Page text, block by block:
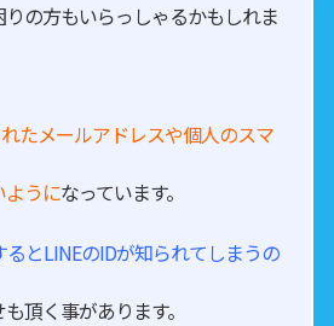
の方もいらっしゃるかもしれま
たメールアドレスや個人のスマ
ようになっています。
るとLINEのIDが知られてしまうの
頂く事があります。